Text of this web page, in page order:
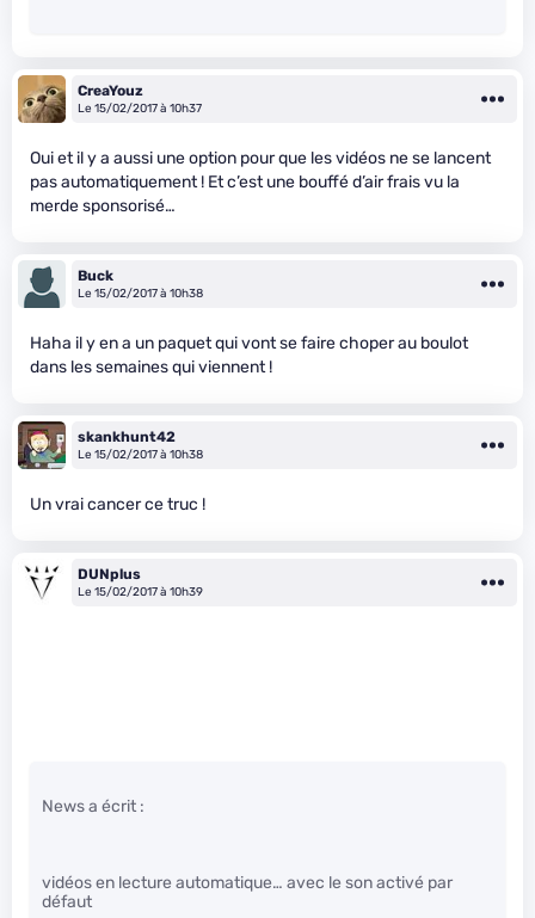
CreaYouz
Le 15/02/2017 à 10h37
Oui et il y a aussi une option pour que les vidéos ne se lancent
pas automatiquement ! Et c’est une bouffé d’air frais vu la
merde sponsorisé…
Buck
Le 15/02/2017 à 10h38
Haha il y en a un paquet qui vont se faire choper au boulot
dans les semaines qui viennent !
skankhunt42
Le 15/02/2017 à 10h38
Un vrai cancer ce truc !
DUNplus
Le 15/02/2017 à 10h39
News a écrit :
vidéos en lecture automatique… avec le son activé par
défaut